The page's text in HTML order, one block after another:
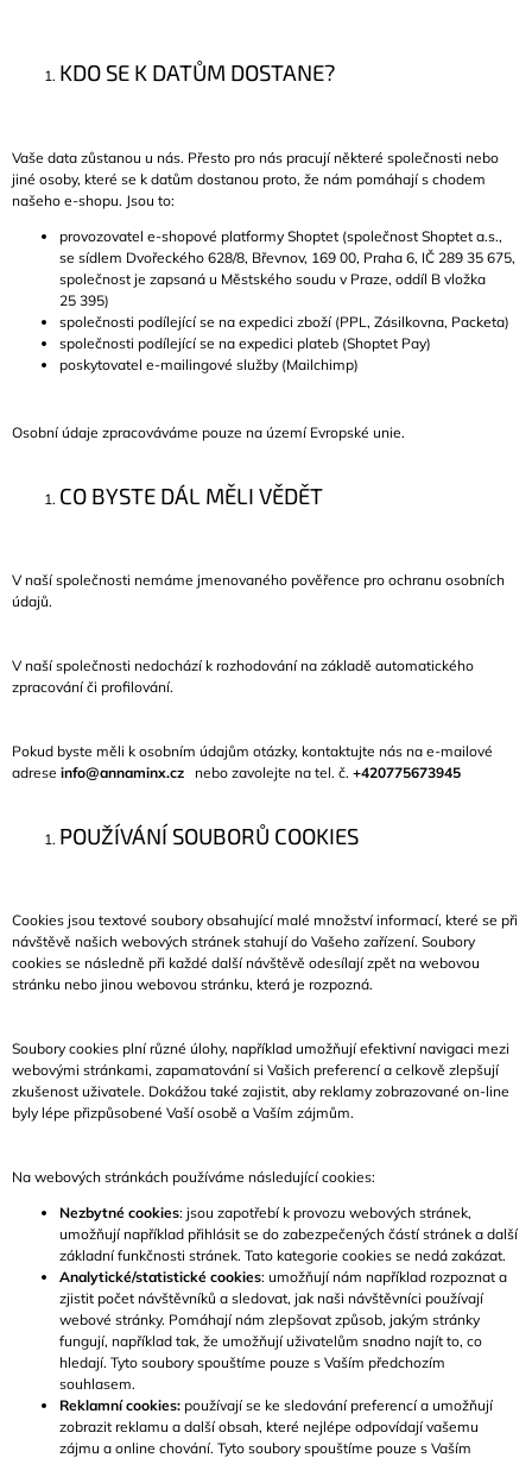
KDO SE K DATŮM DOSTANE?
Vaše data zůstanou u nás. Přesto pro nás pracují některé společnosti nebo
jiné osoby, které se k datům dostanou proto, že nám pomáhají s chodem
našeho e-shopu. Jsou to:
provozovatel e-shopové platformy Shoptet (společnost Shoptet a.s.,
se sídlem Dvořeckého 628/8, Břevnov, 169 00, Praha 6, IČ 289 35 675,
společnost je zapsaná u Městského soudu v Praze, oddíl B vložka
25 395)
společnosti podílející se na expedici zboží (PPL, Zásilkovna, Packeta)
společnosti podílející se na expedici plateb (Shoptet Pay)
poskytovatel e-mailingové služby (Mailchimp)
Osobní údaje zpracováváme pouze na území Evropské unie.
CO BYSTE DÁL MĚLI VĚDĚT
V naší společnosti nemáme jmenovaného pověřence pro ochranu osobních
údajů.
V naší společnosti nedochází k rozhodování na základě automatického
zpracování či profilování.
Pokud byste měli k osobním údajům otázky, kontaktujte nás na e-mailové
adrese info@annaminx.cz nebo zavolejte na tel. č. +420775673945
POUŽÍVÁNÍ SOUBORŮ COOKIES
Cookies jsou textové soubory obsahující malé množství informací, které se při
návštěvě našich webových stránek stahují do Vašeho zařízení. Soubory
cookies se následně při každé další návštěvě odesílají zpět na webovou
stránku nebo jinou webovou stránku, která je rozpozná.
Soubory cookies plní různé úlohy, například umožňují efektivní navigaci mezi
webovými stránkami, zapamatování si Vašich preferencí a celkově zlepšují
zkušenost uživatele. Dokážou také zajistit, aby reklamy zobrazované on-line
byly lépe přizpůsobené Vaší osobě a Vaším zájmům.
Na webových stránkách používáme následující cookies:
Nezbytné cookies: jsou zapotřebí k provozu webových stránek,
umožňují například přihlásit se do zabezpečených částí stránek a další
základní funkčnosti stránek. Tato kategorie cookies se nedá zakázat.
Analytické/statistické cookies: umožňují nám například rozpoznat a
zjistit počet návštěvníků a sledovat, jak naši návštěvníci používají
webové stránky. Pomáhají nám zlepšovat způsob, jakým stránky
fungují, například tak, že umožňují uživatelům snadno najít to, co
hledají. Tyto soubory spouštíme pouze s Vaším předchozím
souhlasem.
Reklamní cookies: používají se ke sledování preferencí a umožňují
zobrazit reklamu a další obsah, které nejlépe odpovídají vašemu
zájmu a online chování. Tyto soubory spouštíme pouze s Vaším